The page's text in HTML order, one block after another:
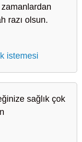
zamanlardan
razı olsun.
istemesi
sağlık çok